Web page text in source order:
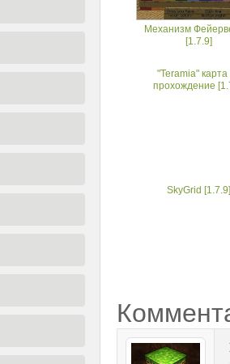
Механизм
[1.7.9]
"Teramia" карта
прохождение
SkyGrid [1.7.9]